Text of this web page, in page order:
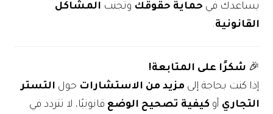
يساعدك في حماية حقوقك وتجنب المشاكل
القانونية.
🎉 شكرًا على المتابعة!
إذا كنت بحاجة إلى مزيد من الاستشارات حول التستر
التجاري أوكيفية تصحيح الوضع قانونيًا، لا تتردد في